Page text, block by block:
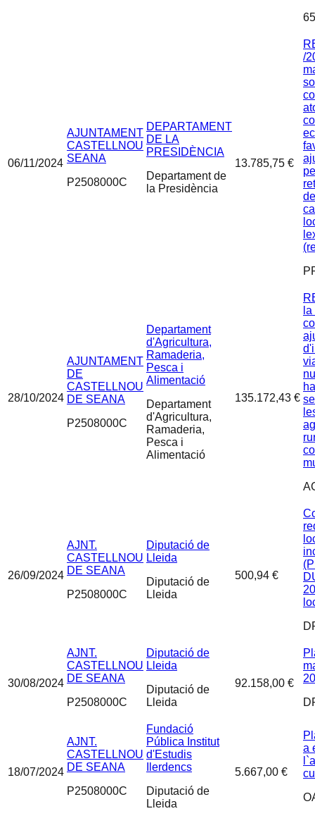
06/11/2024
AJUNTAMENT
CASTELLNOU
SEANA
P2508000C
DEPARTAMENT
DE LA
PRESIDÈNCIA
Departament de
la Presidència
13.785,75 €
/
28/10/2024
AJUNTAMENT
DE
CASTELLNOU
DE SEANA
P2508000C
Departament
d'Agricultura,
Ramaderia,
Pesca i
Alimentació
Departament
d'Agricultura,
Ramaderia,
Pesca i
Alimentació
135.172,43 €
26/09/2024
AJNT.
CASTELLNOU
DE SEANA
P2508000C
Diputació de
Lleida
Diputació de
Lleida
500,94 €
30/08/2024
AJNT.
CASTELLNOU
DE SEANA
P2508000C
Diputació de
Lleida
Diputació de
Lleida
92.158,00 €
18/07/2024
AJNT.
CASTELLNOU
DE SEANA
P2508000C
Fundació
Pública Institut
d'Estudis
Ilerdencs
Diputació de
Lleida
5.667,00 €
a